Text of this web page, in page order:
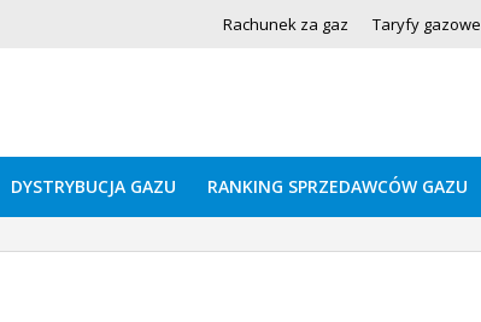
Rachunek za gaz Taryfy gazowe
DYSTRYBUCJA GAZU RANKING SPRZEDAWCÓW GAZU